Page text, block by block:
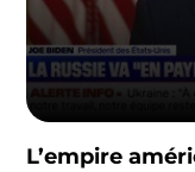
L’empire